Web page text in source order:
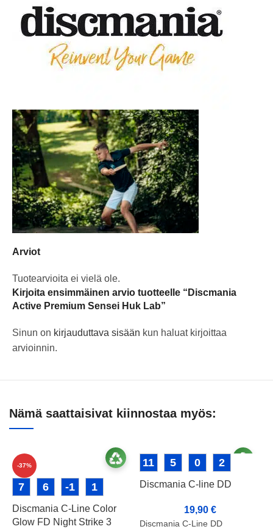
Arviot
Tuotearvioita ei vielä ole.
Kirjoita ensimmäinen arvio tuotteelle “Discmania
Active Premium Sensei Huk Lab”
Sinun on kirjauduttava sisään kun haluat kirjoittaa
arvioinnin.
Nämä saattaisivat kiinnostaa myös:
-37%
7 6 -1 1
Discmania C-Line Color
Glow FD Night Strike 3
11 5 0 2
Discmania C-line DD
19,90 €
Discmania C-Line DD